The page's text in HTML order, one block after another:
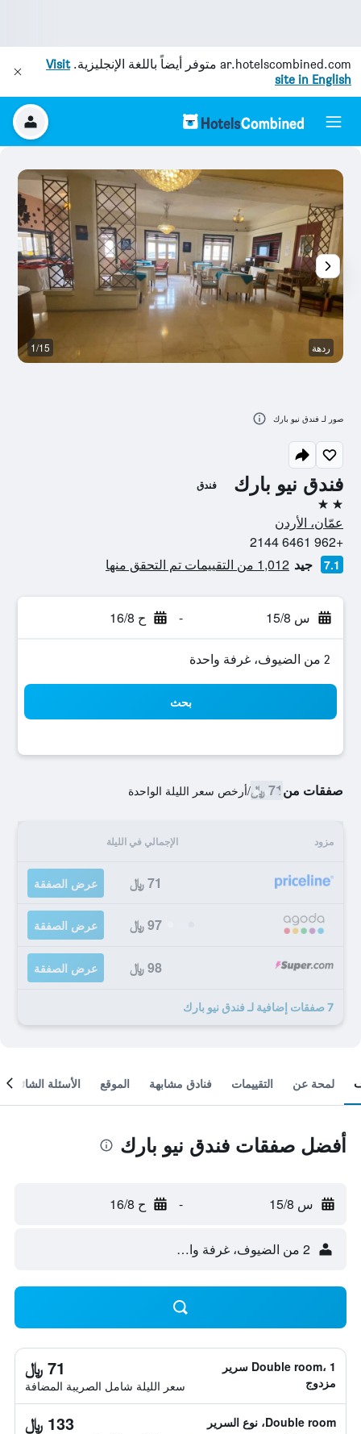
ar.hotelscombined.com متوفر أيضاً باللغة الإنجليزية.Visit
site in English
فندق نيو بارك فندق
2 نجمتين
عمّان، الأردن
+962 6461 2144
7.1 جيد 1,012 من التقييمات تم التحقق منها
س 15/8 - ح 16/8
2 من الضيوف، غرفة واحدة
بحث
صفقات من71 ﷼ /أرخص سعر الليلة الواحدة
مزود الإجمالي في الليلة
71 ﷼ عرض الصفقة
97 ﷼ عرض الصفقة
98 ﷼ عرض الصفقة
7 صفقات إضافية لـ فندق نيو بارك
ردهة 1/15
صور لـ فندق نيو بارك
لمحة عن التقييمات فنادق مشابهة الموقع الأسئلة الشائعة
أفضل صفقات فندق نيو بارك
س 15/8 - ح 16/8
2 من الضيوف، غرفة واحدة
Double room، 1 سرير
مزدوج
71 ﷼
سعر الليلة شامل الصريبة المضافة
Double room، نوع السرير
133 ﷼